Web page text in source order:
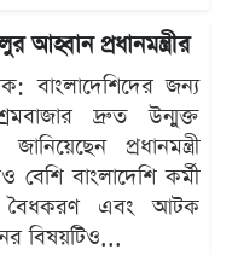
আহ্বান প্রধানমন্ত্রীর
বাংলাদেশিদের জন্য
দ্রুত উন্মুক্ত
প্রধানমন্ত্রী
বাংলাদেশি কর্মী
বৈধকরণ এবং আটক
বিষয়টিও...